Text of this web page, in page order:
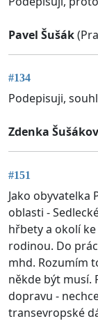
Pavel Šušák
#134
Podepisuji,
Zdenka
#151
Jako obyvatelka
oblasti -
hřbety a okolí
rodinou. Do
mhd. Rozumím
někde být musí.
dopravu -
transevropské